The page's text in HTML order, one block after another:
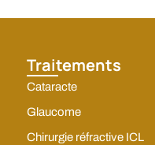
Traitements
Cataracte
Glaucome
Chirurgie réfractive ICL